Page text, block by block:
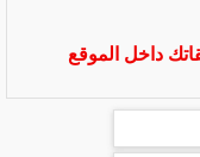
داخل الموقع